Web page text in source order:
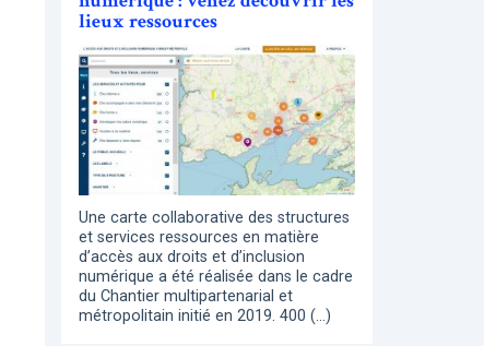
lieux ressources
Une carte collaborative des structures
et services ressources en matière
d’accès aux droits et d’inclusion
numérique a été réalisée dans le cadre
du Chantier multipartenarial et
métropolitain initié en 2019. 400 (…)